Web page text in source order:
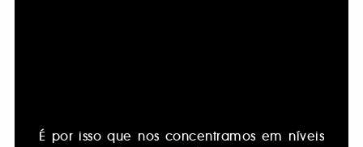
É por isso que nos concentramos em níveis